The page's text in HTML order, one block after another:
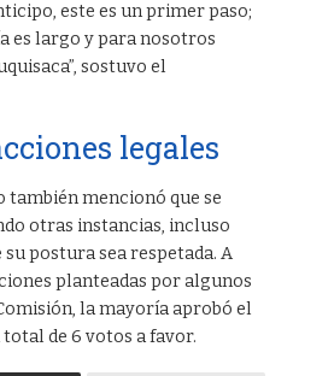
este es un primer paso;
es largo y para nosotros
sostuvo el
legales
mencionó que se
otras instancias, incluso
postura sea respetada. A
planteadas por algunos
la mayoría aprobó el
de 6 votos a favor.